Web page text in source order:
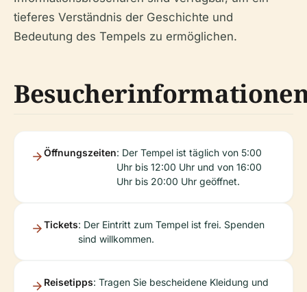
tieferes Verständnis der Geschichte und
Bedeutung des Tempels zu ermöglichen.
Öffnungszeiten: Der Tempel ist täglich von 5:00
Uhr bis 12:00 Uhr und von 16:00
Uhr bis 20:00 Uhr geöffnet.
Tickets: Der Eintritt zum Tempel ist frei. Spenden
sind willkommen.
Reisetipps: Tragen Sie bescheidene Kleidung und